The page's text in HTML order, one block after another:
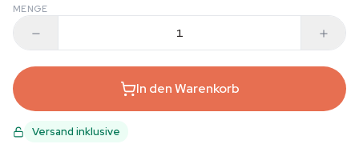
MENGE
In den Warenkorb
Versand inklusive